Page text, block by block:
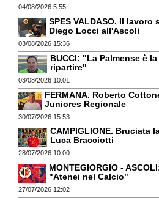
04/08/2026 5:55
SPES VALDASO. Il lavoro
Diego Locci all'Ascoli
03/08/2026 15:36
BUCCI: "La Palmense è
ripartire"
03/08/2026 10:01
FERMANA. Roberto
Juniores Regionale
30/07/2026 15:53
CAMPIGLIONE. Bruciata
Luca Bracciotti
28/07/2026 10:00
MONTEGIORGIO -
"Atenei nel Calcio"
27/07/2026 12:02